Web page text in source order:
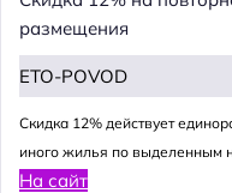
размещения
ETO-POVOD
Cкидка 12% действует
иного жилья по выделенным
На сайт